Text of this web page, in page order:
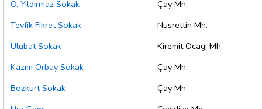
O. Yıldırmaz Sokak
Çay Mh.
Tevfik Fikret Sokak
Nusrettin Mh.
Ulubat Sokak
Kiremit Ocağı Mh.
Kazım Orbay Sokak
Çay Mh.
Bozkurt Sokak
Çay Mh.